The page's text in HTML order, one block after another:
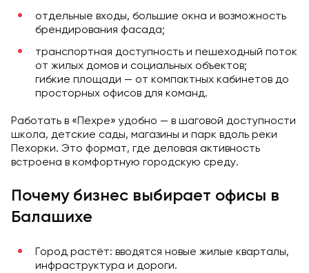
отдельные входы, большие окна и возможность
брендирования фасада;
транспортная доступность и пешеходный поток
от жилых домов и социальных объектов;
гибкие площади — от компактных кабинетов до
просторных офисов для команд.
Работать в «Пехре» удобно — в шаговой доступности
школа, детские сады, магазины и парк вдоль реки
Пехорки. Это формат, где деловая активность
встроена в комфортную городскую среду.
Почему бизнес выбирает офисы в
Балашихе
Город растёт: вводятся новые жилые кварталы,
инфраструктура и дороги.